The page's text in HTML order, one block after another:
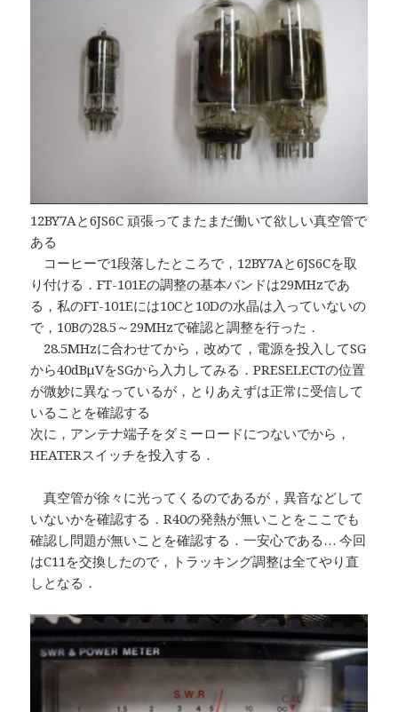
12BY7Aと6JS6C 頑張ってまたまだ働いて欲しい真空管で
ある
コーヒーで1段落したところで，12BY7Aと6JS6Cを取
り付ける．FT-101Eの調整の基本バンドは29MHzであ
る，私のFT-101Eには10Cと10Dの水晶は入っていないの
で，10Bの28.5～29MHzで確認と調整を行った．
28.5MHzに合わせてから，改めて，電源を投入してSG
から40dBμVをSGから入力してみる．PRESELECTの位置
が微妙に異なっているが，とりあえずは正常に受信して
いることを確認する
次に，アンテナ端子をダミーロードにつないでから，
HEATERスイッチを投入する．
真空管が徐々に光ってくるのであるが，異音などして
いないかを確認する．R40の発熱が無いことをここでも
確認し問題が無いことを確認する．一安心である… 今回
はC11を交換したので，トラッキング調整は全てやり直
しとなる．